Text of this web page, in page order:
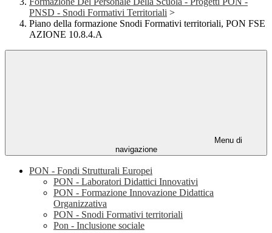
PNSD - Snodi Formativi Territoriali >
Piano della formazione Snodi Formativi territoriali, PON FSE
AZIONE 10.8.4.A
Menu di
navigazione
PON - Fondi Strutturali Europei
PON - Laboratori Didattici Innovativi
PON - Formazione Innovazione Didattica
Organizzativa
PON - Snodi Formativi territoriali
Pon - Inclusione sociale